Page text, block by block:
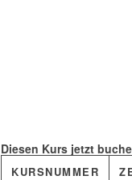
Diesen Kurs jetzt
KURSNUMMER